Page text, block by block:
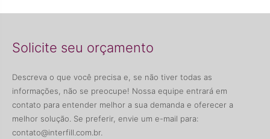
Solicite seu orçamento
Descreva o que você precisa e, se não tiver todas as
informações, não se preocupe! Nossa equipe entrará em
contato para entender melhor a sua demanda e oferecer a
melhor solução. Se preferir, envie um e-mail para:
contato@interfill.com.br.